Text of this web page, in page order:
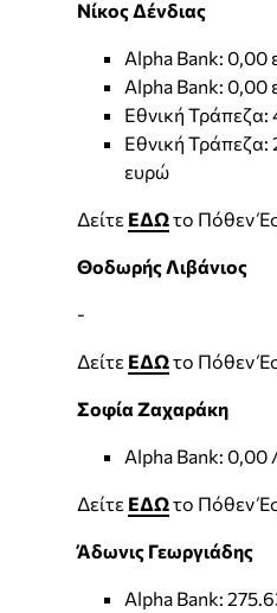
Νίκος Δένδιας
Alpha Bank: 0,00
Alpha Bank:
Εθνική
Εθνική
ευρώ
Δείτε ΕΔΩτο Πόθεν
Θοδωρής Λιβάνιος
-
Δείτε ΕΔΩτο Πόθεν
Σοφία Ζαχαράκη
Alpha Bank: 0,00
Δείτε ΕΔΩτο Πόθεν
Άδωνις Γεωργιάδης
Alpha Bank: